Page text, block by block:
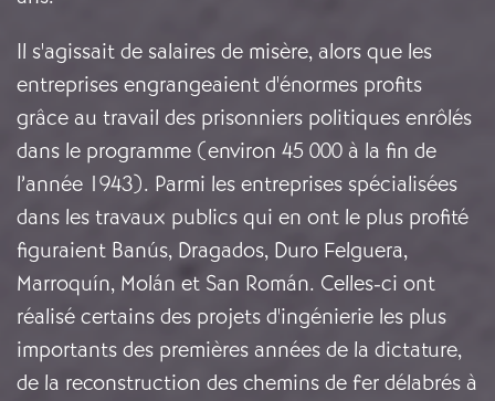
Il s'agissait de salaires de misère, alors que les
entreprises engrangeaient d'énormes profits
grâce au travail des prisonniers politiques enrôlés
dans le programme (environ 45 000 à la fin de
l’année 1943). Parmi les entreprises spécialisées
dans les travaux publics qui en ont le plus profité
figuraient Banús, Dragados, Duro Felguera,
Marroquín, Molán et San Román. Celles-ci ont
réalisé certains des projets d'ingénierie les plus
importants des premières années de la dictature,
de la reconstruction des chemins de fer délabrés à